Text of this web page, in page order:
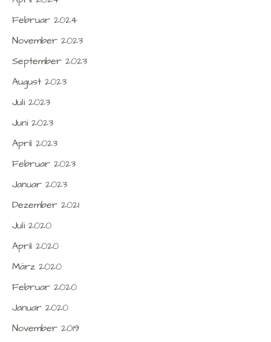
Februar 2024
November 2023
September 2023
August 2023
Juli 2023
Juni 2023
April 2023
Februar 2023
Januar 2023
Dezember 2021
Juli 2020
April 2020
März 2020
Februar 2020
Januar 2020
November 2019